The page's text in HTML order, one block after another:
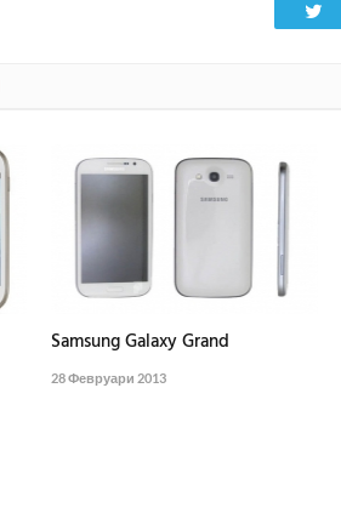
Samsung Galaxy Grand
28 Февруари 2013